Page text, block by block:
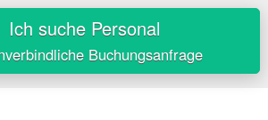
Ich suche Personal
Buchungsanfrage